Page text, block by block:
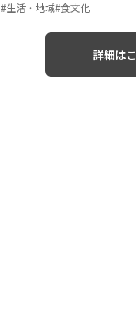
#生活・地域#食文化
詳細は